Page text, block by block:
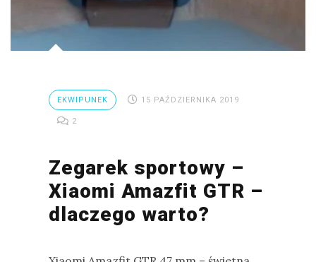
EKWIPUNEK 15 PAŹDZIERNIKA 2019
2
Zegarek sportowy –
Xiaomi Amazfit GTR –
dlaczego warto?